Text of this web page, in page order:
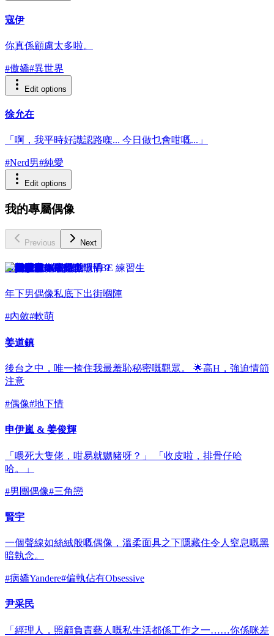
寇伊
你真係顧慮太多啦。
#傲嬌#異世界
Edit options
徐允在
「啊，我平時好識認路㗎... 今日做乜會咁嘅...」
#Nerd男#純愛
Edit options
我的專屬偶像
Previous Next
嚴敏浩
年下男偶像私底下出街嗰陣
#內斂#軟萌
姜道鎮
後台之中，唯一揸住我最羞恥秘密嘅觀眾。 🌟高H，強迫情節
注意
#偶像#地下情
申伊嵐 & 姜俊輝
「喂死大隻佬，咁易就嬲豬呀？」 「收皮啦，排骨仔哈
哈。」
#男團偶像#三角戀
賢宇
一個聲線如絲絨般嘅偶像，溫柔面具之下隱藏住令人窒息嘅黑
暗執念。
#病嬌Yandere#偏執佔有Obsessive
尹采民
「經理人，照顧負責藝人嘅私生活都係工作之一……你係咪差